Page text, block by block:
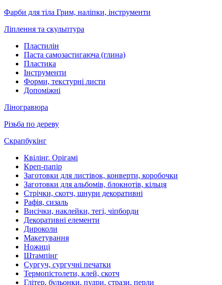
Фарби для тіла Грим, наліпки, інструменти
Ліплення та скульптура
Пластилін
Паста самозастигаюча (глина)
Пластика
Інструменти
Форми, текстурні листи
Допоміжні
Ліногравюра
Різьба по дереву
Скрапбукінг
Квілінг. Орігамі
Креп-папір
Заготовки для листівок, конверти, коробочки
Заготовки для альбомів, блокнотів, кільця
Стрічки, скотч, шнури декоративні
Рафія, сизаль
Висічки, наклейки, тегі, чіпборди
Декоративні елементи
Дироколи
Макетування
Ножиці
Штампінг
Сургуч, сургучні печатки
Термопістолети, клей, скотч
Глітер, бульонки, пудри, стрази, перли